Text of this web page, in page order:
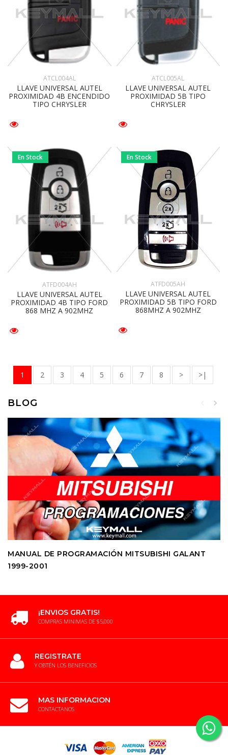
ATCL004AL
LLAVE UNIVERSAL AUTEL
PROXIMIDAD 4B ENCENDIDO
TIPO CHRYSLER
ATCL005AL
LLAVE UNIVERSAL AUTEL
PROXIMIDAD 5B TIPO
CHRYSLER
En Stock
ATFD004AH
LLAVE UNIVERSAL AUTEL
PROXIMIDAD 4B TIPO FORD
868 MHZ A 902MHZ
En Stock
ATFD005AH
LLAVE UNIVERSAL AUTEL
PROXIMIDAD 5B TIPO FORD
868MHZ A 902MHZ
1 2 3 4 5 6 7 8 > >|
BLOG
MANUAL DE PROGRAMACIÓN MITSUBISHI GALANT
1999-2001
¡ENVIOS GRATIS!
COMPRAS MINIMAS DE $5,000
REGISTRATE
Y OBTÉN LOS BENEFICIOS
MAS INFORMACION
CONTACTANOS